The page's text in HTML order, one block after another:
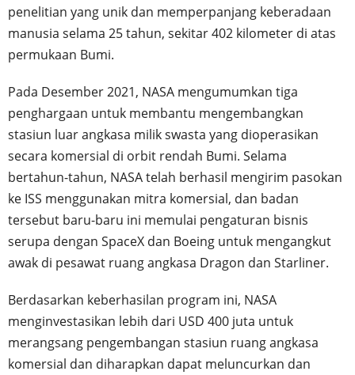
penelitian yang unik dan memperpanjang keberadaan
manusia selama 25 tahun, sekitar 402 kilometer di atas
permukaan Bumi.
Pada Desember 2021, NASA mengumumkan tiga
penghargaan untuk membantu mengembangkan
stasiun luar angkasa milik swasta yang dioperasikan
secara komersial di orbit rendah Bumi. Selama
bertahun-tahun, NASA telah berhasil mengirim pasokan
ke ISS menggunakan mitra komersial, dan badan
tersebut baru-baru ini memulai pengaturan bisnis
serupa dengan SpaceX dan Boeing untuk mengangkut
awak di pesawat ruang angkasa Dragon dan Starliner.
Berdasarkan keberhasilan program ini, NASA
menginvestasikan lebih dari USD 400 juta untuk
merangsang pengembangan stasiun ruang angkasa
komersial dan diharapkan dapat meluncurkan dan